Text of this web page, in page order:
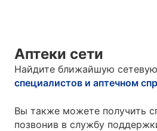
Аптеки сети
Найдите ближайшую
специалистов и аптечном
Вы также можете получить
позвонив в службу